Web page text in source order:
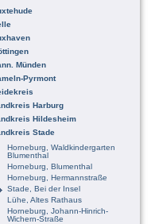
Münden
Pyrmont
Harburg
Hildesheim
Stade
Horneburg, Waldkindergarten
Blumenthal
Horneburg, Blumenthal
Horneburg, Hermannstraße
Stade, Bei der Insel
Lühe, Altes Rathaus
Horneburg, Johann-Hinrich-
Wichern-Straße